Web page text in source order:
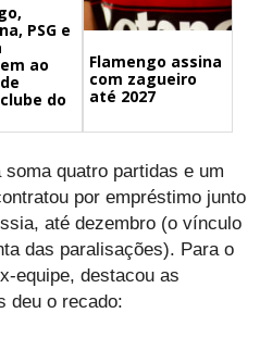
PSG e
ao
do
Flamengo assina
com zagueiro
até 2027
quatro partidas e um
por empréstimo junto
até dezembro (o vínculo
das paralisações). Para o
equipe, destacou as
deu o recado: